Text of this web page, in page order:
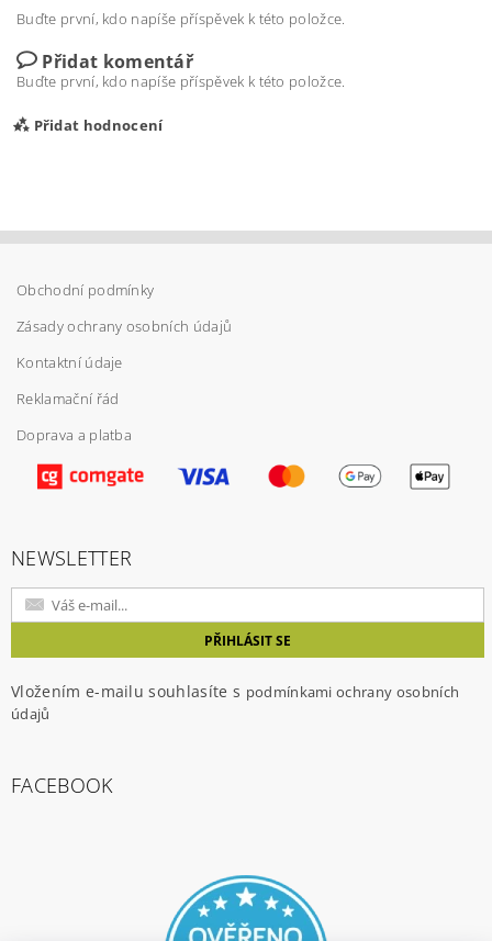
Buďte první, kdo napíše příspěvek k této položce.
Přidat komentář
Buďte první, kdo napíše příspěvek k této položce.
Přidat hodnocení
Vložením hodnocení souhlasíte spodmínkami
ochrany osobních údajů
Obchodní podmínky
Zásady ochrany osobních údajů
Kontaktní údaje
Reklamační řád
Doprava a platba
NEWSLETTER
Vložením e-mailu souhlasíte s podmínkami ochrany osobních
údajů
FACEBOOK